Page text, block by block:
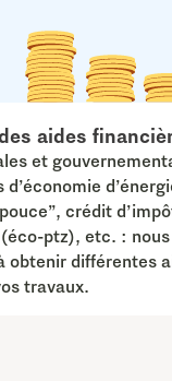
aides
et
crédit
ptz), etc. :
obtenir différentes
travaux.